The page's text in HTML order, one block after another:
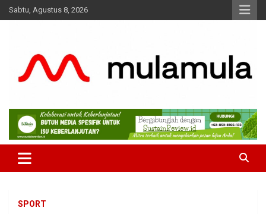
Skip
to
Sabtu, Agustus 8, 2026
MulaMula
Medianya para Gen Z
SPORT